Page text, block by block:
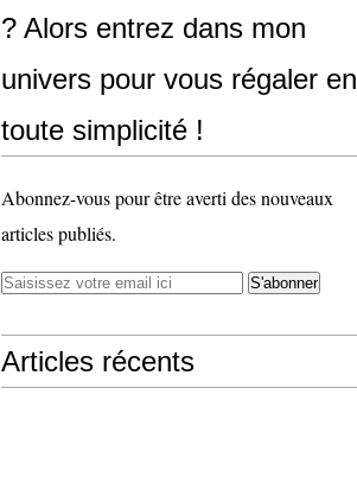
? Alors entrez dans mon
univers pour vous régaler en
toute simplicité !
Abonnez-vous pour être averti des nouveaux
articles publiés.
Articles récents